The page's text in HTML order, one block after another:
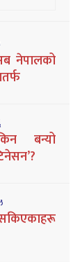
नेपालको
बन्यो